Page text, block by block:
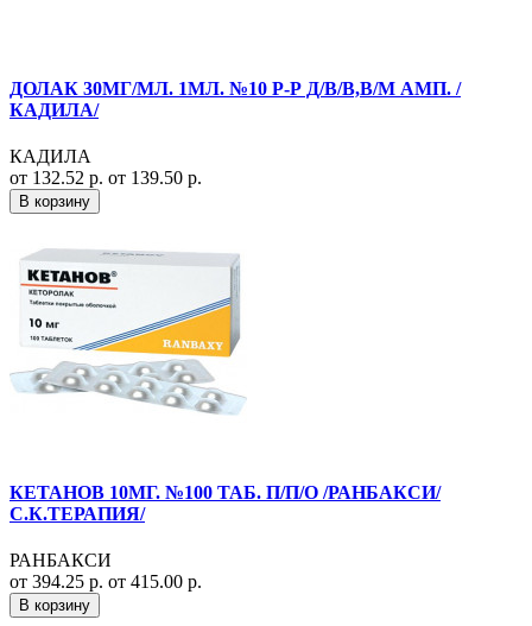
ДОЛАК 30МГ/МЛ. 1МЛ. №10 Р-Р Д/В/В,В/М АМП. /
КАДИЛА/
КАДИЛА
от 132.52 р. от 139.50 р.
В корзину
КЕТАНОВ 10МГ. №100 ТАБ. П/П/О /РАНБАКСИ/
С.К.ТЕРАПИЯ/
РАНБАКСИ
от 394.25 р. от 415.00 р.
В корзину